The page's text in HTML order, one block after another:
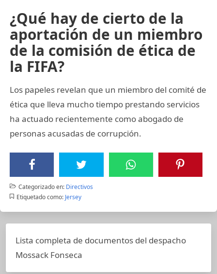
¿Qué hay de cierto de la
aportación de un miembro
de la comisión de ética de
la FIFA?
Los papeles revelan que un miembro del comité de
ética que lleva mucho tiempo prestando servicios
ha actuado recientemente como abogado de
personas acusadas de corrupción.
Categorizado en: Directivos
Etiquetado como: Jersey
Lista completa de documentos del despacho
Mossack Fonseca